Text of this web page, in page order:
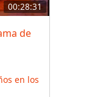
00:28:31
de
en los